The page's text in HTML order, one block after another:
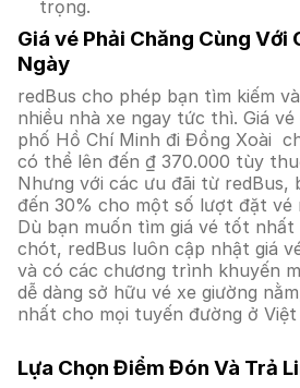
trọng.
Giá vé Phải Chăng Cùng Với
Ngày
redBus cho phép bạn tìm kiếm
nhiều nhà xe ngay tức thì. Giá
phố Hồ Chí Minh đi Đồng Xoài
có thể lên đến ₫ 370.000 tùy
Nhưng với các ưu đãi từ redBus,
đến 30% cho một số lượt đặt vé
Dù bạn muốn tìm giá vé tốt
chót, redBus luôn cập nhật giá
và có các chương trình khuyến
dễ dàng sở hữu vé xe giường
nhất cho mọi tuyến đường ở Việt
Lựa Chọn Điểm Đón Và Trả